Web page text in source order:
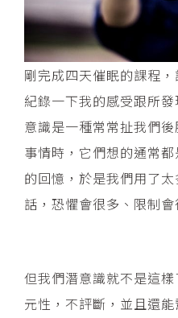
剛完成四天催眠的課程
紀錄一下我的感受跟所發
意識是一種常常扯我們
事情時，它們想的通常
的回憶，於是我們用了
話，恐懼會很多、限制
但我們潛意識就不是這
元性，不評斷，並且還